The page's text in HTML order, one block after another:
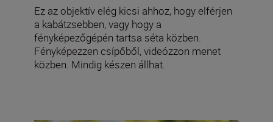
Ez az objektív elég kicsi ahhoz, hogy elférjen
a kabátzsebben, vagy hogy a
fényképezőgépén tartsa séta közben.
Fényképezzen csípőből, videózzon menet
közben. Mindig készen állhat.